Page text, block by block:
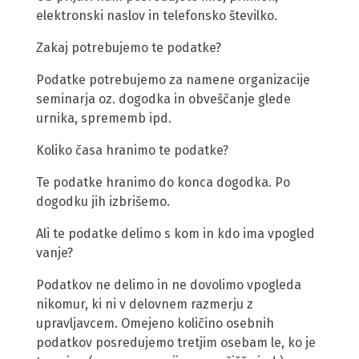
elektronski naslov in telefonsko številko.
Zakaj potrebujemo te podatke?
Podatke potrebujemo za namene organizacije
seminarja oz. dogodka in obveščanje glede
urnika, sprememb ipd.
Koliko časa hranimo te podatke?
Te podatke hranimo do konca dogodka. Po
dogodku jih izbrišemo.
Ali te podatke delimo s kom in kdo ima vpogled
vanje?
Podatkov ne delimo in ne dovolimo vpogleda
nikomur, ki ni v delovnem razmerju z
upravljavcem. Omejeno količino osebnih
podatkov posredujemo tretjim osebam le, ko je